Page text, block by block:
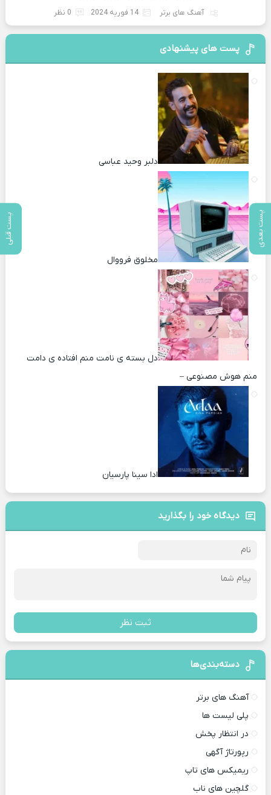
پست بعدی پست قبلی
آهنگ های برتر 14 فوریه 2024 0 نظر
پست های پیشنهادی
دلبر وحید عباسی
مخلوق فرووال
دل بسته ی نامت منم افتاده ی دامت
منم هوش مصنوعی –
ادا سینا پارسیان
دیدگاه خود را بگذارید
ثبت نظر
دسته‌بندی‌ها
آهنگ های برتر
پلی لیست ها
در انتظار پخش
رپورتاژ آگهی
ریمیکس های تاپ
گلچین های ناب